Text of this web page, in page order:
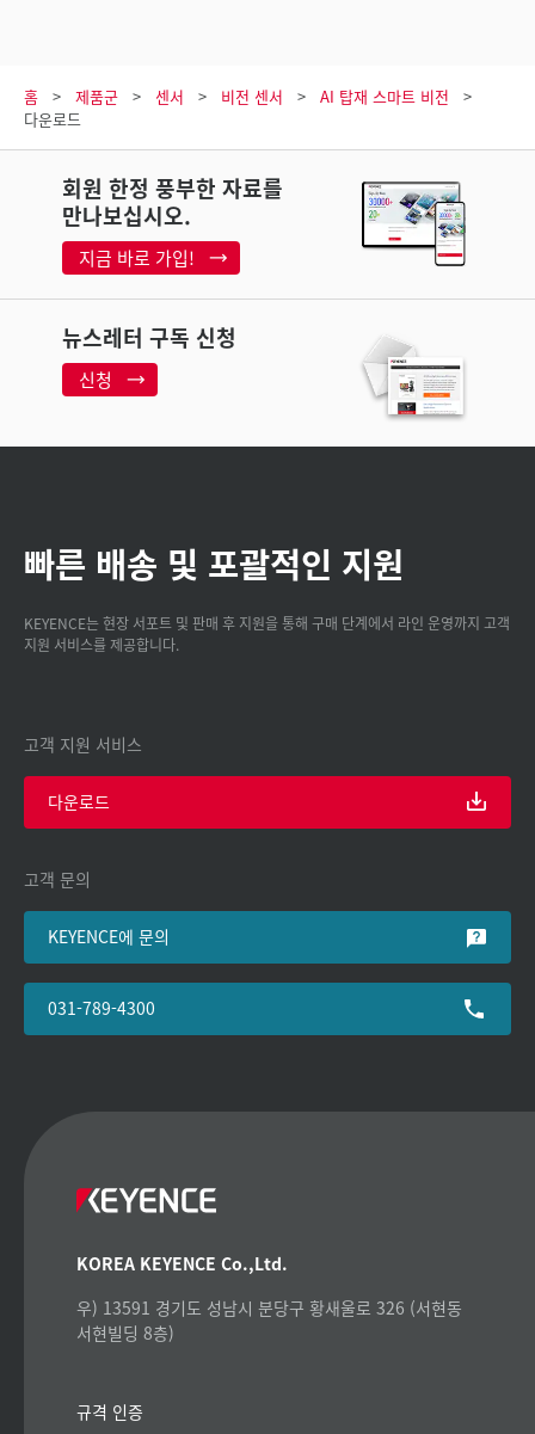
홈 제품군 센서 비전 센서
AI 탑재 스마트 비전
다운로드
회원 한정 풍부한 자료를
만나보십시오.
지금 바로 가입!
뉴스레터 구독 신청
신청
빠른 배송 및 포괄적인 지원
KEYENCE는 현장 서포트 및 판매 후 지원을 통해 구매 단계에서 라인 운영까지 고객
지원 서비스를 제공합니다.
고객 지원 서비스
다운로드
고객 문의
KEYENCE에 문의
031-789-4300
KOREA KEYENCE Co.,Ltd.
우) 13591 경기도 성남시 분당구 황새울로 326 (서현동
서현빌딩 8층)
규격 인증